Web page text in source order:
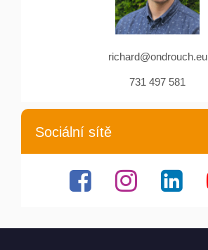
richard@ondrouch.eu
731 497 581
Sociální sítě